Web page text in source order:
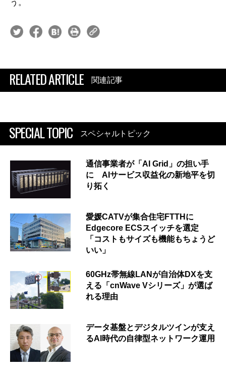
う。
RELATED ARTICLE 関連記事
SPECIAL TOPIC スペシャルトピック
通信事業者が「AI Grid」の担い手
に AIサービス収益化の新地平を切
り拓く
愛媛CATVが集合住宅FTTHに
Edgecore ECSスイッチを選定
「コストもサイズも機能もちょうど
いい」
60GHz帯無線LANが自治体DXを支
える「cnWave Vシリーズ」が選ば
れる理由
データ基盤とデジタルツインが支え
るAI時代の自律型ネットワーク運用